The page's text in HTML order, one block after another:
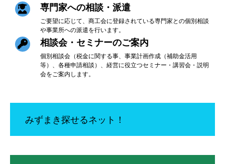
専門家への相談・派遣
ご要望に応じて、商工会に登録されている専門家との個別相談
や事業所への派遣を行います。
相談会・セミナーのご案内
個別相談会（税金に関する事、事業計画作成（補助金活用
等）、各種申請相談）、経営に役立つセミナー・講習会・説明
会をご案内します。
みずまき探せるネット！